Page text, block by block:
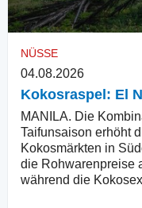
NÜSSE
04.08.2026
Kokosraspel: El
MANILA. Die
Taifunsaison erhöht
Kokosmärkten in
die Rohwarenpreise
während die